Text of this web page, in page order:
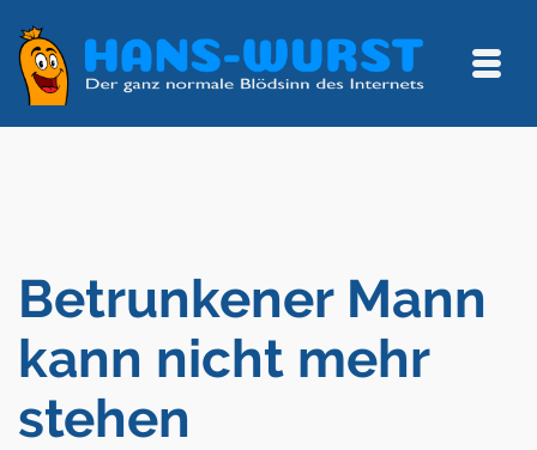
Betrunkener Mann
kann nicht mehr
stehen